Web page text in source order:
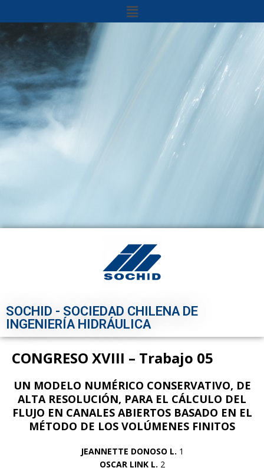
SOCHID - SOCIEDAD CHILENA DE
INGENIERÍA HIDRÁULICA
CONGRESO XVIII – Trabajo 05
UN MODELO NUMÉRICO CONSERVATIVO, DE
ALTA RESOLUCIÓN, PARA EL CÁLCULO DEL
FLUJO EN CANALES ABIERTOS BASADO EN EL
MÉTODO DE LOS VOLÚMENES FINITOS
JEANNETTE DONOSO L. 1
OSCAR LINK L. 2